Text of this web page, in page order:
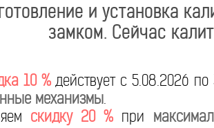
и установка
замком. Сейчас
10 %действует с 5.08.2026 по
механизмы.
скидку 20 % при